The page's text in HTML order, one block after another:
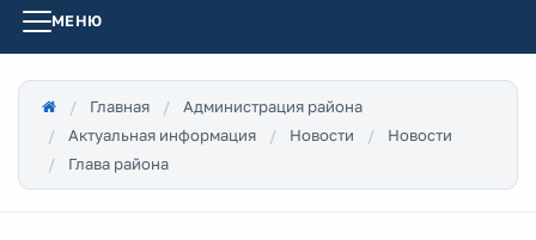
МЕНЮ
Главная
Администрация района
Актуальная информация
Новости
Новости
Глава района